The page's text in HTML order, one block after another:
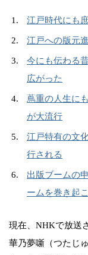
江戸時代にも
江戸への版元
今にも伝わる
広がった
蔦重の人生に
が大流行
江戸特有の文
行される
出版ブームの
ームを巻き起
現在、NHKで放送
華乃夢噺（つたじ